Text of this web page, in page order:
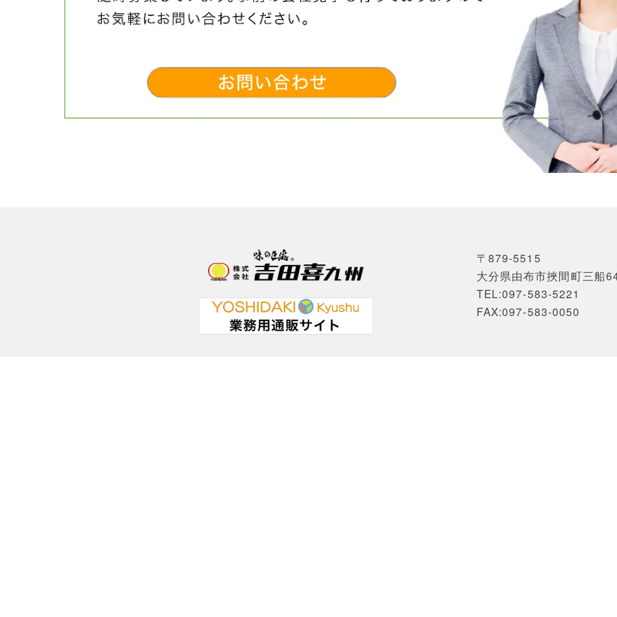
〒879-5515
大分県由布市挾間町三船
TEL:097-583-5221
FAX:097-583-0050